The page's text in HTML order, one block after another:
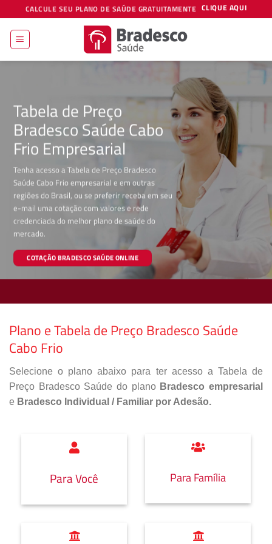
to
content
CALCULE SEU PLANO DE SAÚDE GRATUITAMENTE CLIQUE AQUI
Tabela de Preço
Bradesco Saúde Cabo
Frio Empresarial
Tenha acesso a Tabela de Preço Bradesco
Saúde Cabo Frio empresarial e em outras
regiões do Brasil, ou se preferir receba em seu
e-mail uma cotação com valores e rede
credenciada do melhor plano de saúde do
mercado.
COTAÇÃO BRADESCO SAÚDE ONLINE
Plano e Tabela de Preço Bradesco Saúde
Cabo Frio
Selecione o plano abaixo para ter acesso a Tabela de
Preço Bradesco Saúde do plano Bradesco empresarial
e Bradesco Individual / Familiar por Adesão.
Para Você Para Família